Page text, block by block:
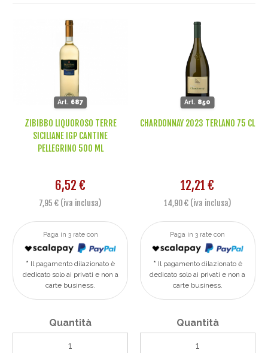
Art. 687
ZIBIBBO LIQUOROSO TERRE
SICILIANE IGP CANTINE
PELLEGRINO 500 ML
6,52 €
7,95 € (iva inclusa)
Paga in 3 rate con
Il pagamento dilazionato è
dedicato solo ai privati e non a
carte business.
Quantità
Art. 850
CHARDONNAY 2023 TERLANO 75 CL
12,21 €
14,90 € (iva inclusa)
Paga in 3 rate con
Il pagamento dilazionato è
dedicato solo ai privati e non a
carte business.
Quantità